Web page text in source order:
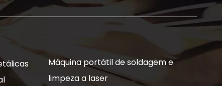
Máquina portátil de soldagem e
limpeza a laser